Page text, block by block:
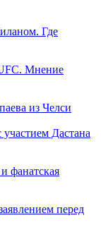
Где
Мнение
из Челси
Дастана
фанатская
перед